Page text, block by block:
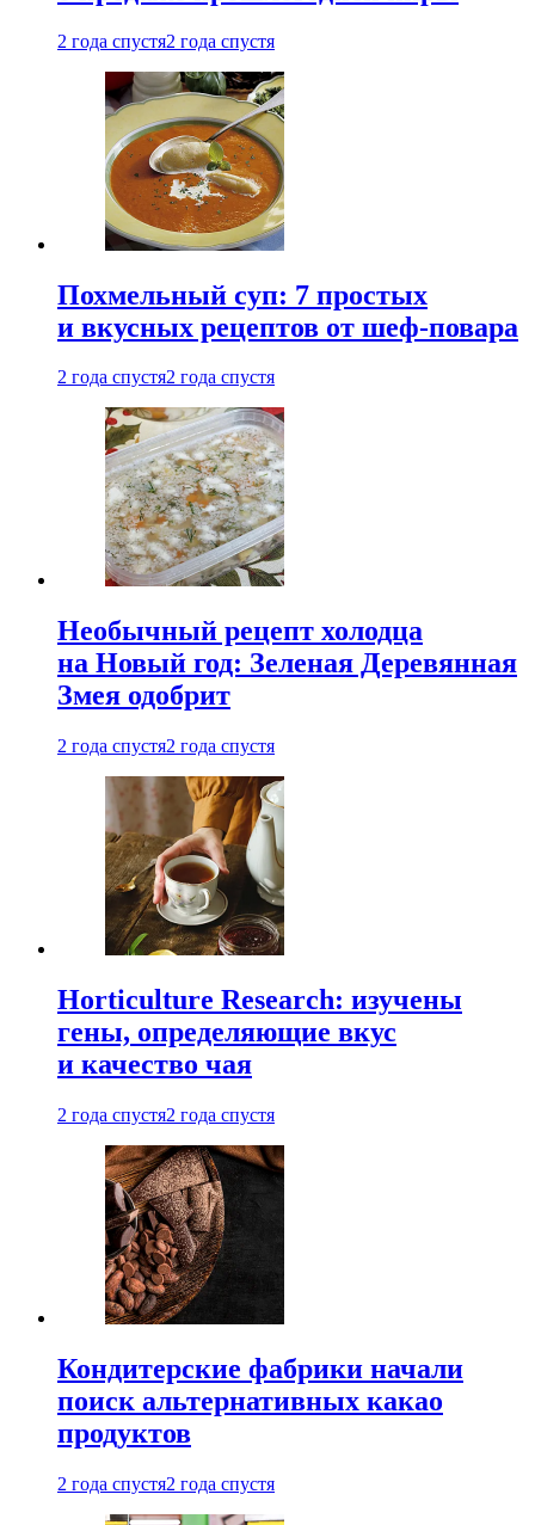
2 года спустя2 года спустя
Похмельный суп: 7 простых
и вкусных рецептов от шеф-повара
2 года спустя2 года спустя
Необычный рецепт холодца
на Новый год: Зеленая Деревянная
Змея одобрит
2 года спустя2 года спустя
Horticulture Research: изучены
гены, определяющие вкус
и качество чая
2 года спустя2 года спустя
Кондитерские фабрики начали
поиск альтернативных какао
продуктов
2 года спустя2 года спустя